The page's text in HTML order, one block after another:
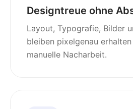
Designtreue ohne
Layout, Typografie, Bilder
bleiben pixelgenau
manuelle Nacharbeit.